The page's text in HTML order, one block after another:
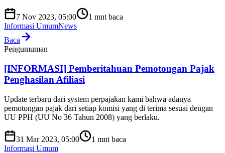
7 Nov 2023, 05:00 1 mnt baca
Informasi UmumNews
Baca
Pengumuman
[INFORMASI] Pemberitahuan Pemotongan Pajak
Penghasilan Afiliasi
Update terbaru dari system perpajakan kami bahwa adanya
pemotongan pajak dari setiap komisi yang di terima sesuai dengan
UU PPH (UU No 36 Tahun 2008) yang berlaku.
31 Mar 2023, 05:00 1 mnt baca
Informasi Umum